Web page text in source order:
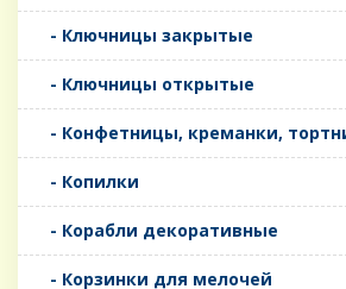
- Ключницы закрытые
- Ключницы открытые
- Конфетницы, креманки,
- Копилки
- Корабли декоративные
- Корзинки для мелочей